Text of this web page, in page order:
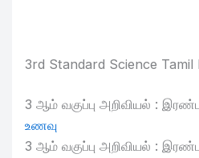
3rd Standard Science Tamil
3 ஆம் வகுப்பு அறிவியல் :
உணவு
3 ஆம் வகுப்பு அறிவியல் :